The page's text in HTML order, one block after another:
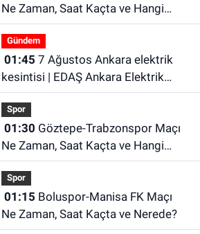
Ne Zaman, Saat Kaçta ve Hangi
Kanalda? Galatasaray hazırlık maçı
ne zaman?
Gündem
01:45
kesintisi | EDAŞ Ankara Elektrik
Kesintisi
Spor
01:30
Ne Zaman, Saat Kaçta ve Hangi
Kanalda?
Spor
01:15
Ne Zaman, Saat Kaçta ve Nerede?